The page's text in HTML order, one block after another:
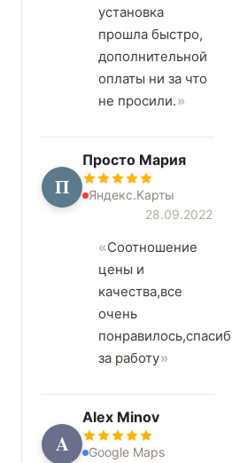
установка
прошла быстро,
дополнительной
оплаты ни за что
не просили.
П
Просто Мария
Яндекс.Карты
28.09.2022
Соотношение
цены и
качества,все
очень
за работу
A
Alex Minov
Google Maps